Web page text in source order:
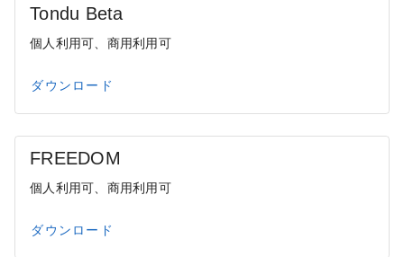
Tondu Beta
個人利用可、商用利用可
ダウンロード
FREEDOM
個人利用可、商用利用可
ダウンロード